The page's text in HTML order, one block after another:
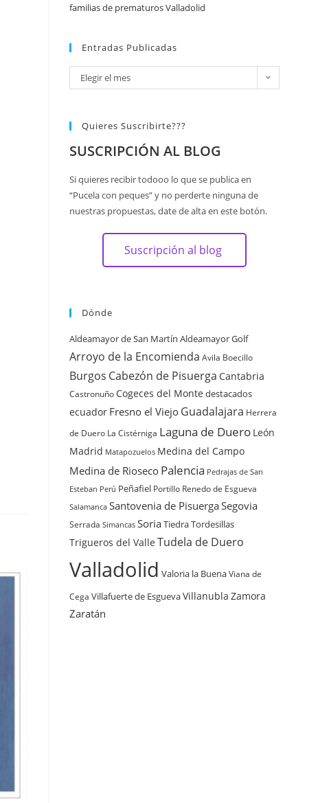
familias de prematuros Valladolid
Entradas Publicadas
Elegir el mes
Quieres Suscribirte???
SUSCRIPCIÓN AL BLOG
Si quieres recibir todooo lo que se publica en
“Pucela con peques” y no perderte ninguna de
nuestras propuestas, date de alta en este botón.
Suscripción al blog
Dónde
Aldeamayor de San Martín Aldeamayor Golf
Arroyo de la Encomienda Avila Boecillo
Burgos Cabezón de Pisuerga Cantabria
Castronuño Cogeces del Monte destacados
ecuador Fresno el Viejo Guadalajara Herrera
de Duero La Cistérniga Laguna de Duero León
Madrid Matapozuelos Medina del Campo
Medina de Rioseco Palencia Pedrajas de San
Esteban Perú Peñafiel Portillo Renedo de Esgueva
Salamanca Santovenia de PisuergaSegovia
Serrada Simancas SoriaTiedraTordesillas
Trigueros del Valle Tudela de Duero
Valladolid Valoria la Buena Viana de
Cega Villafuerte de EsguevaVillanubla Zamora
Zaratán